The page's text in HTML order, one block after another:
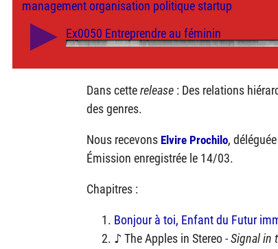
management organisation politique startup
Dans cetterelease : Des relations
des genres.
Nous recevons Elvire Prochilo,
Émission enregistrée le 14/03.
Chapitres :
Bonjour à toi, Enfant du Futur
♪ The Apples in Stereo -Signal in